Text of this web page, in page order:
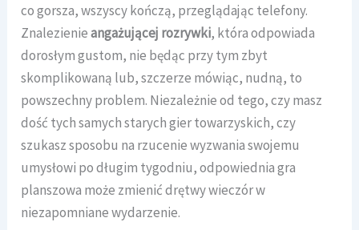
co gorsza, wszyscy kończą, przeglądając telefony.
Znalezienieangażującej rozrywki, która odpowiada
dorosłym gustom, nie będąc przy tym zbyt
skomplikowaną lub, szczerze mówiąc, nudną, to
powszechny problem. Niezależnie od tego, czy masz
dość tych samych starych gier towarzyskich, czy
szukasz sposobu na rzucenie wyzwania swojemu
umysłowi po długim tygodniu, odpowiednia gra
planszowa może zmienić drętwy wieczór w
niezapomniane wydarzenie.